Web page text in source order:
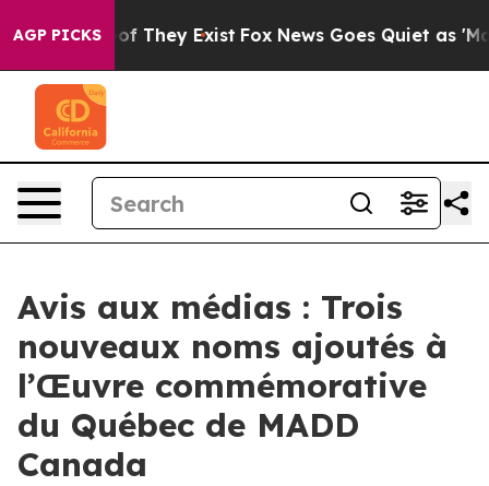
AGP PICKS
no Proof They Exist Fox News Goes Quiet as
Avis aux médias : Trois
nouveaux noms ajoutés à
l’Œuvre commémorative
du Québec de MADD
Canada